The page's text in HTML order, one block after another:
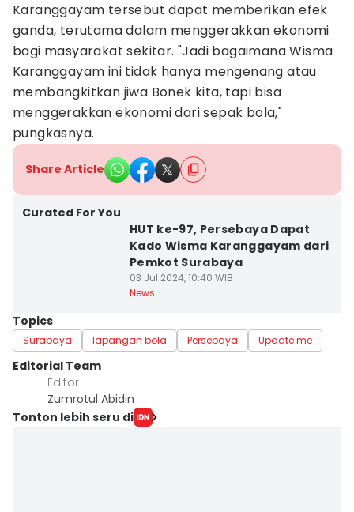
Karanggayam tersebut dapat memberikan efek
ganda, terutama dalam menggerakkan ekonomi
bagi masyarakat sekitar. "Jadi bagaimana Wisma
Karanggayam ini tidak hanya mengenang atau
membangkitkan jiwa Bonek kita, tapi bisa
menggerakkan ekonomi dari sepak bola,"
pungkasnya.
Share Article
Curated For You
HUT ke-97, Persebaya Dapat
Kado Wisma Karanggayam dari
Pemkot Surabaya
03 Jul 2024, 10:40 WIB
News
Topics
Surabaya lapangan bola Persebaya Update me
Editorial Team
Editor
Zumrotul Abidin
Tonton lebih seru di